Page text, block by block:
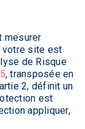
mesurer
votre site est
de Risque
, transposée en
2, définit un
est
appliquer,